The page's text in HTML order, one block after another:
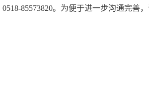
85573820。为便于进一步沟通完善